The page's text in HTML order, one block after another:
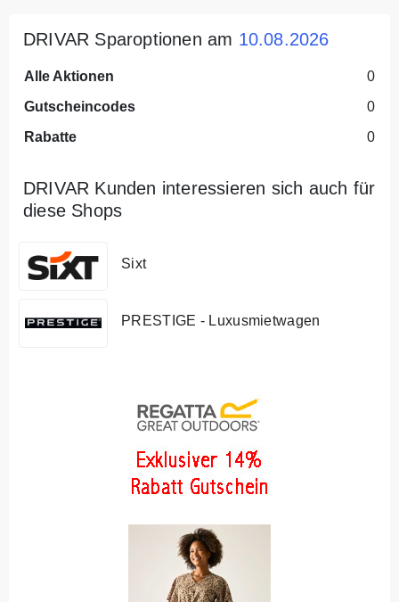
DRIVAR Sparoptionen am 10.08.2026
Alle Aktionen
0
Gutscheincodes
0
Rabatte
0
DRIVAR Kunden interessieren sich auch für
diese Shops
Sixt
PRESTIGE - Luxusmietwagen